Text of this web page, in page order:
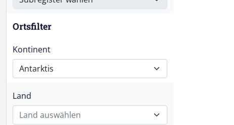
Ortsfilter
Kontinent
Antarktis
Land
Land auswählen